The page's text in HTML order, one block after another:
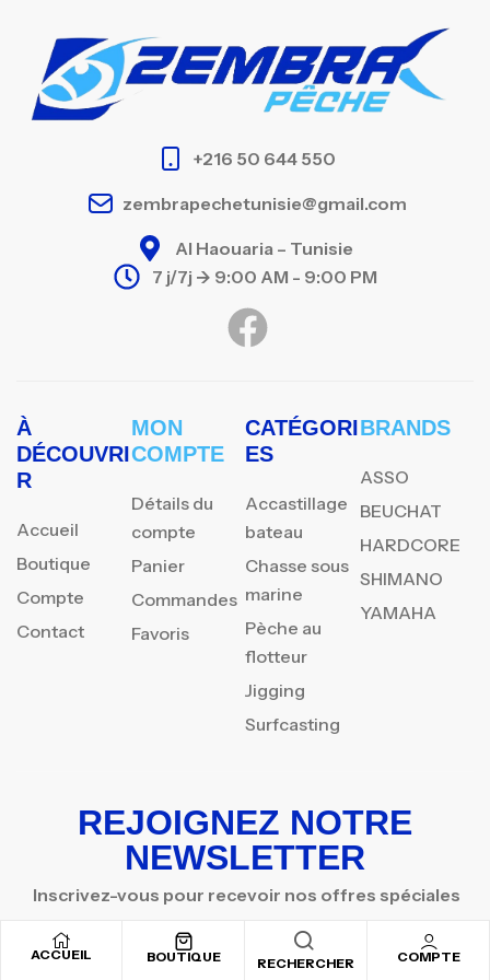
ACCUEIL BOUTIQUE RECHERCHER COMPTE
+216 50 644 550
zembrapechetunisie@gmail.com
Al Haouaria – Tunisie
7 j/7j -> 9:00 AM - 9:00 PM
À
DÉCOUVRI
R
Accueil
Boutique
Compte
Contact
MON
COMPTE
Détails du
compte
Panier
Commandes
Favoris
CATÉGORI
ES
Accastillage
bateau
Chasse sous
marine
Pèche au
flotteur
Jigging
Surfcasting
BRANDS
ASSO
BEUCHAT
HARDCORE
SHIMANO
YAMAHA
REJOIGNEZ NOTRE
NEWSLETTER
Inscrivez-vous pour recevoir nos offres spéciales